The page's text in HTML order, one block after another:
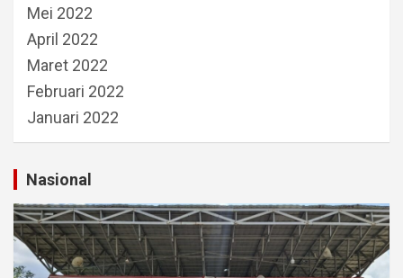
Mei 2022
April 2022
Maret 2022
Februari 2022
Januari 2022
Nasional